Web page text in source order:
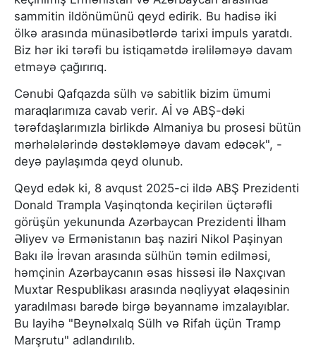
sammitin ildönümünü qeyd edirik. Bu hadisə iki
ölkə arasında münasibətlərdə tarixi impuls yaratdı.
Biz hər iki tərəfi bu istiqamətdə irəliləməyə davam
etməyə çağırırıq.
Cənubi Qafqazda sülh və sabitlik bizim ümumi
maraqlarımıza cavab verir. Aİ və ABŞ-dəki
tərəfdaşlarımızla birlikdə Almaniya bu prosesi bütün
mərhələlərində dəstəkləməyə davam edəcək", -
deyə paylaşımda qeyd olunub.
Qeyd edək ki, 8 avqust 2025-ci ildə ABŞ Prezidenti
Donald Trampla Vaşinqtonda keçirilən üçtərəfli
görüşün yekununda Azərbaycan Prezidenti İlham
Əliyev və Ermənistanın baş naziri Nikol Paşinyan
Bakı ilə İrəvan arasında sülhün təmin edilməsi,
həmçinin Azərbaycanın əsas hissəsi ilə Naxçıvan
Muxtar Respublikası arasında nəqliyyat əlaqəsinin
yaradılması barədə birgə bəyannamə imzalayıblar.
Bu layihə "Beynəlxalq Sülh və Rifah üçün Tramp
Marşrutu" adlandırılıb.